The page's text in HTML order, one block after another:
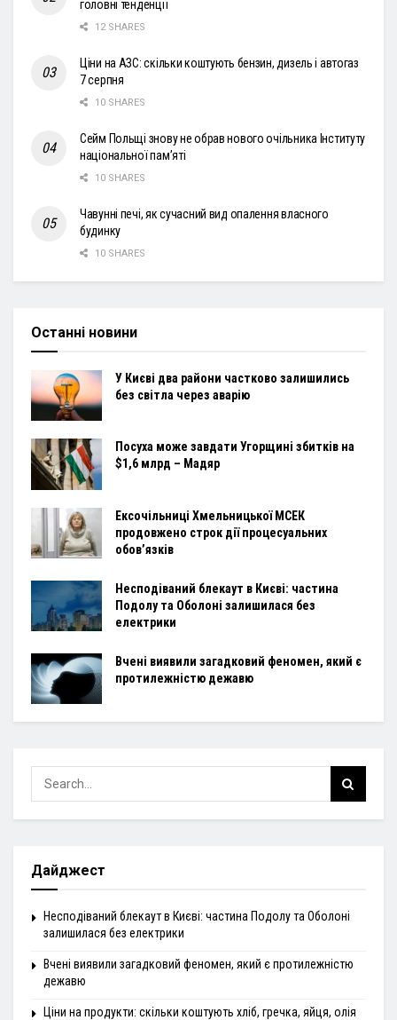
головні тенденції
12 SHARES
Ціни на АЗС: скільки коштують бензин, дизель і автогаз
7 серпня
10 SHARES
Сейм Польщі знову не обрав нового очільника Інституту
національної пам’яті
10 SHARES
Чавунні печі, як сучасний вид опалення власного
будинку
10 SHARES
Останні новини
У Києві два райони частково залишились
без світла через аварію
Посуха може завдати Угорщині збитків на
$1,6 млрд – Мадяр
Ексочільниці Хмельницької МСЕК
продовжено строк дії процесуальних
обов’язків
Несподіваний блекаут в Києві: частина
Подолу та Оболоні залишилася без
електрики
Вчені виявили загадковий феномен, який є
протилежністю дежавю
Дайджест
Несподіваний блекаут в Києві: частина Подолу та Оболоні
залишилася без електрики
Вчені виявили загадковий феномен, який є протилежністю
дежавю
Ціни на продукти: скільки коштують хліб, гречка, яйця, олія